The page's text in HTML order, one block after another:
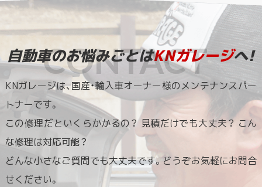
自動車のお悩みごとはKNガレージへ!
KNガレージは、国産・輸入車オーナー様のメンテナンスパー
トナーです。
この修理だといくらかかるの？ 見積だけでも大丈夫？ こん
な修理は対応可能？
どんな小さなご質問でも大丈夫です。どうぞお気軽にお問合
せください。